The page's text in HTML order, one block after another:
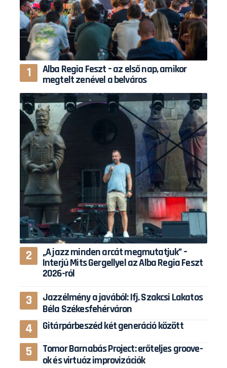
Alba Regia Feszt – az első nap, amikor
megtelt zenével a belváros
„A jazz minden arcát megmutatjuk” –
Interjú Mits Gergellyel az Alba Regia Feszt
2026-ról
Jazzélmény a javából: Ifj. Szakcsi Lakatos
Béla Székesfehérváron
Gitárpárbeszéd két generáció között
Tomor Barnabás Project: erőteljes groove-
ok és virtuóz improvizációk